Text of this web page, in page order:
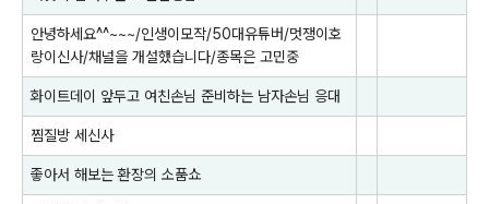
안녕하세요^^~~~/인생이모작/50대유튜버/멋쟁이호
랑이신사/채널을 개설했습니다/종목은 고민중
화이트데이 앞두고 여친손님 준비하는 남자손님 응대
찜질방 세신사
좋아서 해보는 환장의 소품쇼